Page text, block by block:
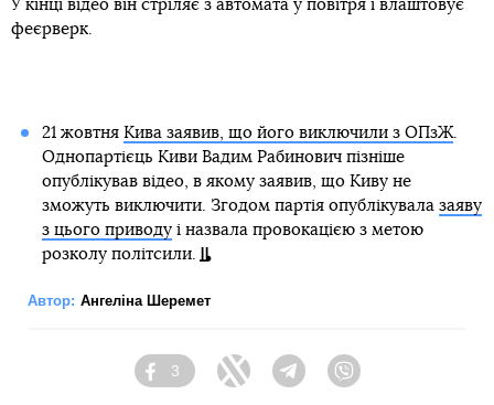
У кінці відео він стріляє з автомата у повітря і влаштовує
феєрверк.
21 жовтня Кива заявив, що його виключили з ОПзЖ.
Однопартієць Киви Вадим Рабинович пізніше
опублікував відео, в якому заявив, що Киву не
зможуть виключити. Згодом партія опублікувала заяву
з цього приводуі назвала провокацією з метою
розколу політсили.
Автор: Ангеліна Шеремет
Facebook
3
Twitter TelegramViber